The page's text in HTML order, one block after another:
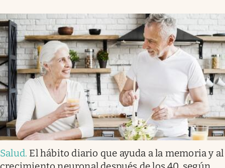
Salud. El hábito diario que ayuda a la memoria y al